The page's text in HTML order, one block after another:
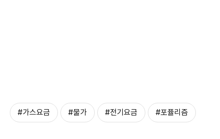
#가스요금 #물가 #전기요금 #포퓰리즘